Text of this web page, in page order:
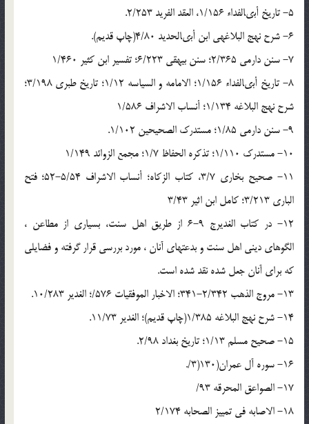
5- تاریخ أبى‏الفداء 1/156، العقد الفرید 2/253.
6- شرح نهج البلاغه‏ى ابن أبى‏الحدید 4/80(چاپ قدیم).
7- سنن دارمى 2/365؛ سنن بیهقى 6/223؛ تفسیر ابن کثیر 1/460
8- تاریخ أبى‏الفداء 1/156؛ الامامه و السیاسه 1/12؛ تاریخ طبرى 3/198؛
شرح نهج البلاغه 1/134؛ أنساب الاشراف 1/586
9- سنن دارمى 1/85؛ مستدرک الصحیحین 1/102.
10- مستدرک 1/110؛ تذکره الحفاظ 1/7؛ مجمع الزوائد 1/149
11- صحیح بخارى 3/7، کتاب الزکاه؛ أنساب الاشراف 5/54-52؛ فتح
البارى 3/213؛ کامل ابن اثیر 3/43
12- در کتاب الغدیرج 9-6 از طریق اهل سنت، بسیارى از مطاعن ،
الگوهاى دینى اهل سنت و بدعت‏هاى آنان ، مورد بررسى قرار گرفته و فضایلى
که براى آنان جعل شده نقد شده است.
13- مروج الذهب 2/342-341؛ الاخبار الموفقیات 576/؛ الغدیر 10/283.
14- شرح نهج البلاغه 1/385(چاپ قدیم)؛ الغدیر 11/73.
15- صحیح مسلم 1/13؛ تاریخ بغداد 2/98.
16- سوره آل عمران(130(3/.
17- الصواعق المحرقه 93/
18- الاصابه فى تمییز الصحابه 2/174